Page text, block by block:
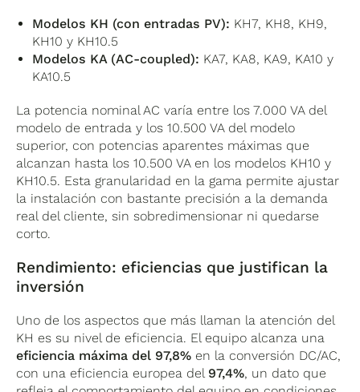
Modelos KH (con entradas PV): KH7, KH8, KH9,
KH10 y KH10.5
Modelos KA (AC-coupled): KA7, KA8, KA9, KA10 y
KA10.5
La potencia nominal AC varía entre los 7.000 VA del
modelo de entrada y los 10.500 VA del modelo
superior, con potencias aparentes máximas que
alcanzan hasta los 10.500 VA en los modelos KH10 y
KH10.5. Esta granularidad en la gama permite ajustar
la instalación con bastante precisión a la demanda
real del cliente, sin sobredimensionar ni quedarse
corto.
Rendimiento: eficiencias que justifican la
inversión
Uno de los aspectos que más llaman la atención del
KH es su nivel de eficiencia. El equipo alcanza una
eficiencia máxima del 97,8% en la conversión DC/AC,
con una eficiencia europea del 97,4%, un dato que